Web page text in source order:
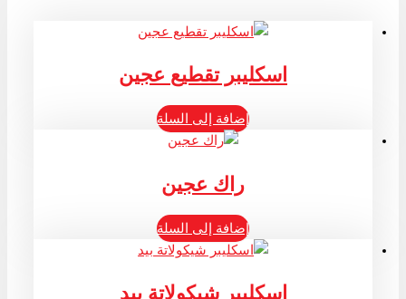
اسكليبر تقطيع عجين
إضافة إلى السلة
راك عجين
إضافة إلى السلة
اسكليبر شيكولاتة بيد